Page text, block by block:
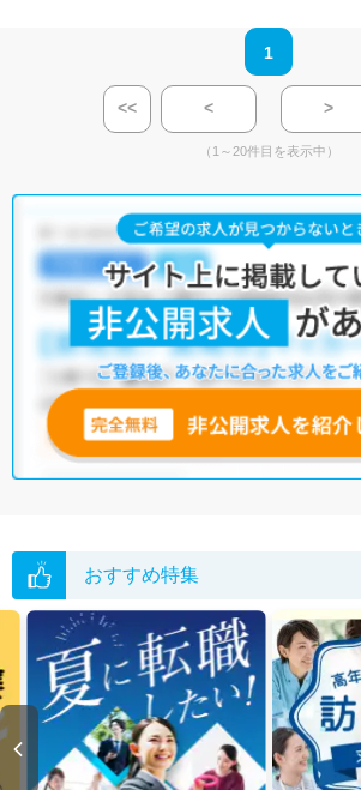
1
<< < >
（1～20件目を表示中）
おすすめ特集